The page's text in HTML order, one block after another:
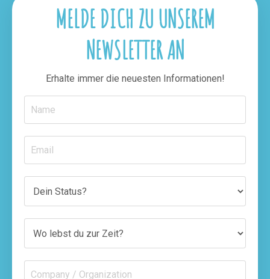
MELDE DICH ZU UNSEREM
NEWSLETTER AN
Erhalte immer die neuesten Informationen!